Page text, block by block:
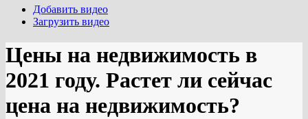
Добавить видео
Загрузить видео
Цены на недвижимость в
2021 году. Растет ли сейчас
цена на недвижимость?